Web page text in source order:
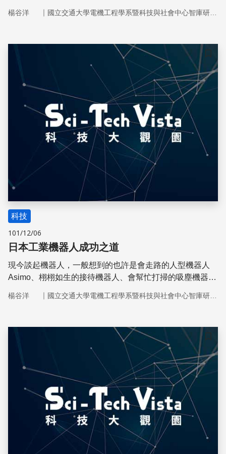
工程角度來看，現有的技術不見得能達到設計者所預期的擬
許我們可從以下報導得到些許啟示。
楊谷洋 ｜
儲存
科技
101/12/06
日本工業機器人成功之道
現今談起機器人，一般想到的也許是會走路的人型機器人
Asimo、栩栩如生的接待機器人、會幫忙打掃的吸塵機器
機器人。但若要說到真的有在「工作」的機器人，除了前述
院、療養院協助照顧失智、孤獨銀髮族的海豹型機器人
Paro算得上一個，另有些機器人亦會運用在教學輔助上。
楊谷洋 ｜
儲存